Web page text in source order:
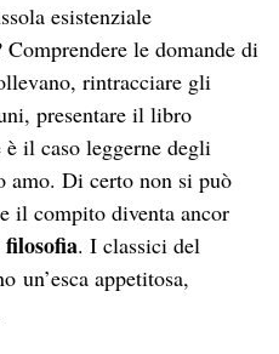
esistenziale
le domande di
rintracciare gli
presentare il libro
il caso leggerne degli
amo. Di certo non si può
il compito diventa ancor
filosofia. I classici del
un’esca appetitosa,